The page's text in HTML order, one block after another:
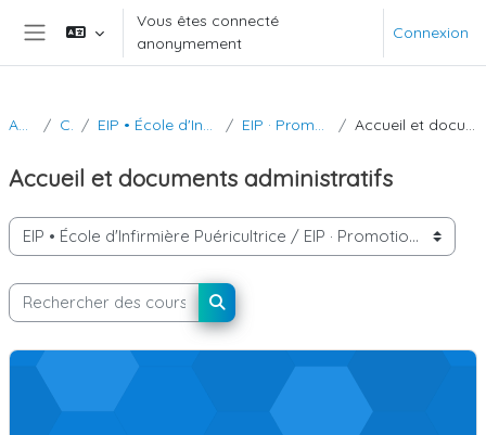
Passer au contenu principal
Panneau latéral
Vous êtes connecté
anonymement
Connexion
Accueil Cours EIP • École d'Infirmière Puéricultrice EIP · Promotion 2024-2025 Accueil et documents administratifs
Accueil et documents administratifs
Catégories de cours
Rechercher des cours
Rechercher des cours
Règlement intérieur et chartes 2024-2025